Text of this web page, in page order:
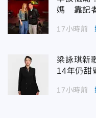
媽 靠記
17小時前
梁詠琪新
14年仍甜
17小時前